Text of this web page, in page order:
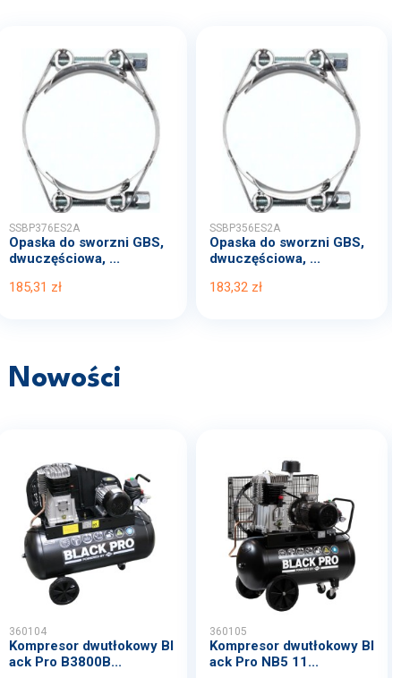
SSBP376ES2A
Opaska do sworzni GBS,
dwuczęściowa, ...
185,31 zł
SSBP356ES2A
Opaska do sworzni GBS,
dwuczęściowa, ...
183,32 zł
Nowości
360104
Kompresor dwutłokowy Bl
ack Pro B3800B...
360105
Kompresor dwutłokowy Bl
ack Pro NB5 11...